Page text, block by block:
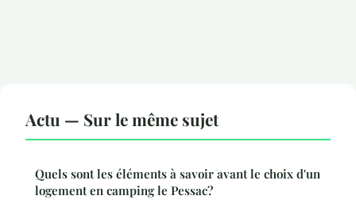
Actu — Sur le même sujet
Quels sont les éléments à savoir avant le choix d'un
logement en camping le Pessac?